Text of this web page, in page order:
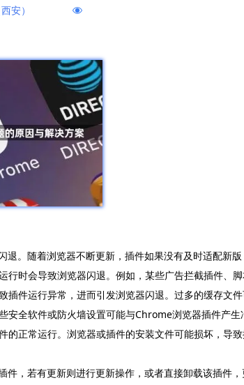
安）
。随着浏览器不断更新，插件如果没有及时适配新版
时会导致浏览器闪退。例如，某些广告拦截插件、
插件运行异常，进而引发浏览器闪退。过多的缓存文
安全软件或防火墙设置可能与Chrome浏览器插件产生
的正常运行。浏览器或插件的安装文件可能损坏，导
，若有更新则进行更新操作，或者直接卸载该插件，